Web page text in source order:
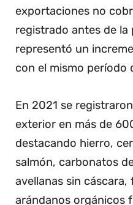
exportaciones no
registrado antes de la
representó un
con el mismo período
En 2021 se
exterior en más de
destacando hierro,
salmón, carbonatos
avellanas sin
arándanos orgánicos